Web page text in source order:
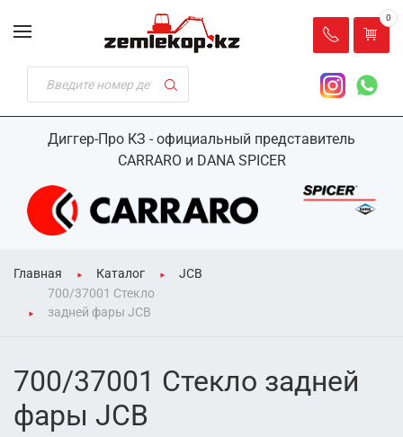
Диггер-Про КЗ - официальный представитель
CARRARO и DANA SPICER
0
Главная Каталог
JCB
700/37001 Стекло
задней фары JCB
700/37001 Стекло задней
фары JCB